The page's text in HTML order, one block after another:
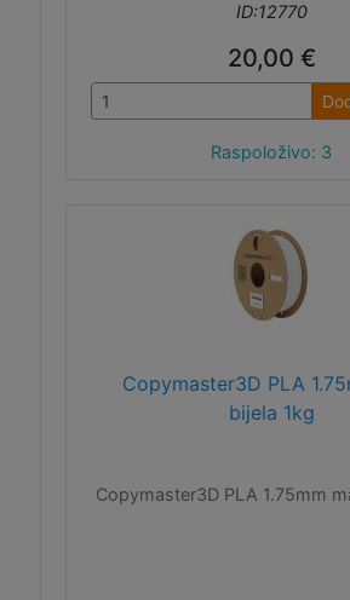
ID:12770
20,00 €
Raspoloživo: 3
Copymaster3D PLA
bijela 1kg
Copymaster3D PLA 1.75mm